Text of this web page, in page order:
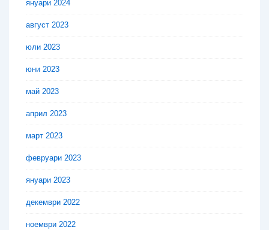
януари 2024
август 2023
юли 2023
юни 2023
май 2023
април 2023
март 2023
февруари 2023
януари 2023
декември 2022
ноември 2022